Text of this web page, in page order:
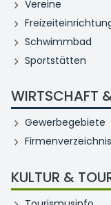
Vereine
Schwimmbad
Sportstätten
WIRTSCHAFT
Gewerbegebiete
Firmenverzeichnis
KULTUR &